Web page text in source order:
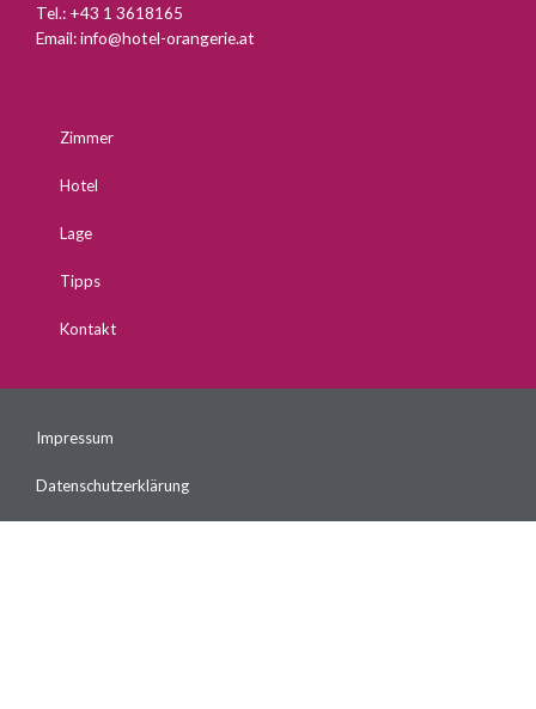
Tel.: +43 1 3618165
Email:info@hotel-orangerie.at
Zimmer
Hotel
Lage
Tipps
Kontakt
Impressum
Datenschutzerklärung